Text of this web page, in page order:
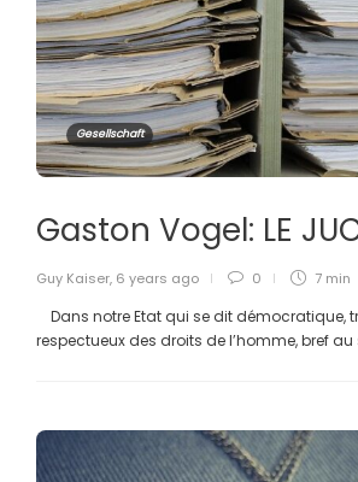
Gesellschaft
Gaston Vogel: LE
Guy Kaiser, 6 years ago 0 7 min
Dans notre Etat qui se dit démocratique,
respectueux des droits de l’homme, bref au